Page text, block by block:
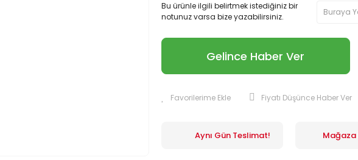
Bu ürünle ilgili belirtmek istediğiniz bir
notunuz varsa bize yazabilirsiniz.
Gelince Haber Ver
Fiyatı Düşünce Haber Ver
Aynı Gün Teslimat! Mağaza